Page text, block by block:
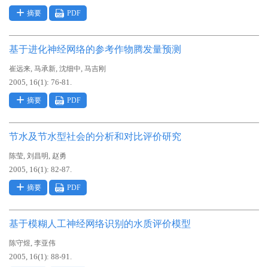
摘要 PDF
基于进化神经网络的参考作物腾发量预测
崔远来, 马承新, 沈细中, 马吉刚
2005, 16(1): 76-81.
摘要 PDF
节水及节水型社会的分析和对比评价研究
陈莹, 刘昌明 , 赵勇
2005, 16(1): 82-87.
摘要 PDF
基于模糊人工神经网络识别的水质评价模型
陈守煜, 李亚伟
2005, 16(1): 88-91.